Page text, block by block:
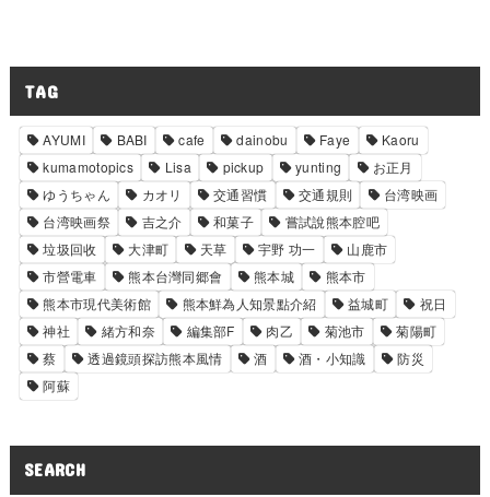
TAG
AYUMI BABI cafe dainobu Faye
Kaoru
kumamotopics
Lisa pickup yunting
お正月
ゆうちゃん
カオリ 交通習慣 交通規則
台湾映画
台湾映画祭
吉之介 和菓子
嘗試說熊本腔吧
垃圾回收
大津町 天草 宇野 功一
山鹿市
市營電車
熊本台灣同郷會 熊本城
熊本市
熊本市現代美術館
熊本鮮為人知景點介紹 益城町
祝日
神社
緒方和奈 編集部F 肉乙 菊池市
菊陽町
蔡
透過鏡頭探訪熊本風情 酒 酒・小知識
防災
阿蘇
SEARCH